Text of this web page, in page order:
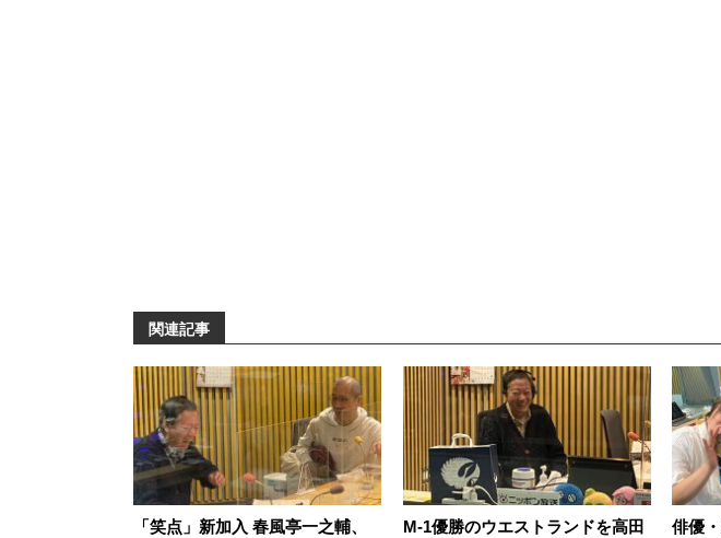
関連記事
「笑点」新加入 春風亭一之輔、
M-1優勝のウエストランドを高田
俳優